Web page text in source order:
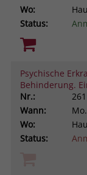
Wo:
Status:
Psychische
Behinderung.
Nr.:
Wann:
Mo.
Wo:
Status: